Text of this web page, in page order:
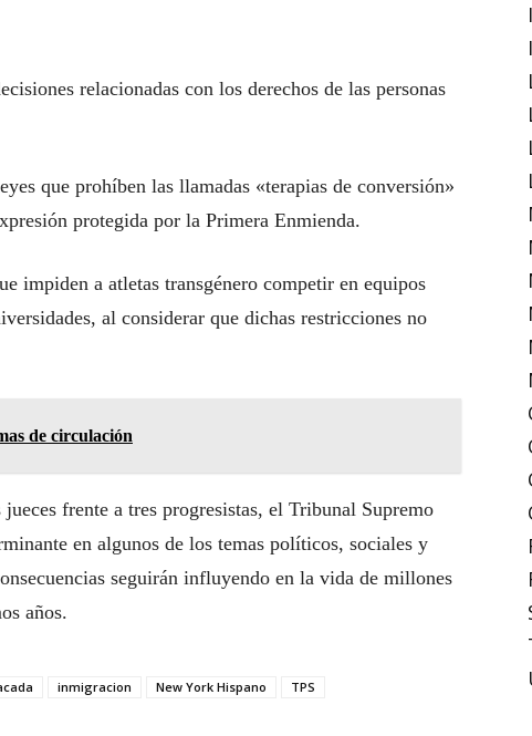
relacionadas con los derechos de las personas
que prohíben las llamadas «terapias de conversión»
protegida por la Primera Enmienda.
impiden a atletas transgénero competir en equipos
al considerar que dichas restricciones no
de circulación
frente a tres progresistas, el Tribunal Supremo
en algunos de los temas políticos, sociales y
seguirán influyendo en la vida de millones
años.
inmigracion New York Hispano TPS